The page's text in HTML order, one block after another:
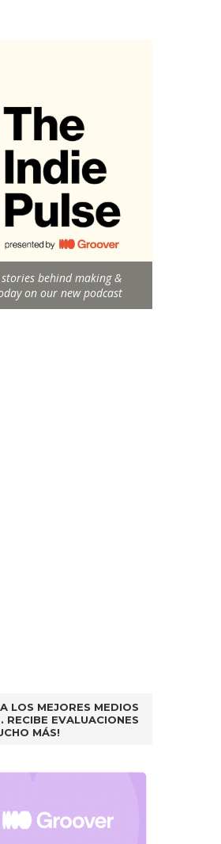
behind making &
on our new podcast
LOS MEJORES MEDIOS
RECIBE EVALUACIONES
MÁS!